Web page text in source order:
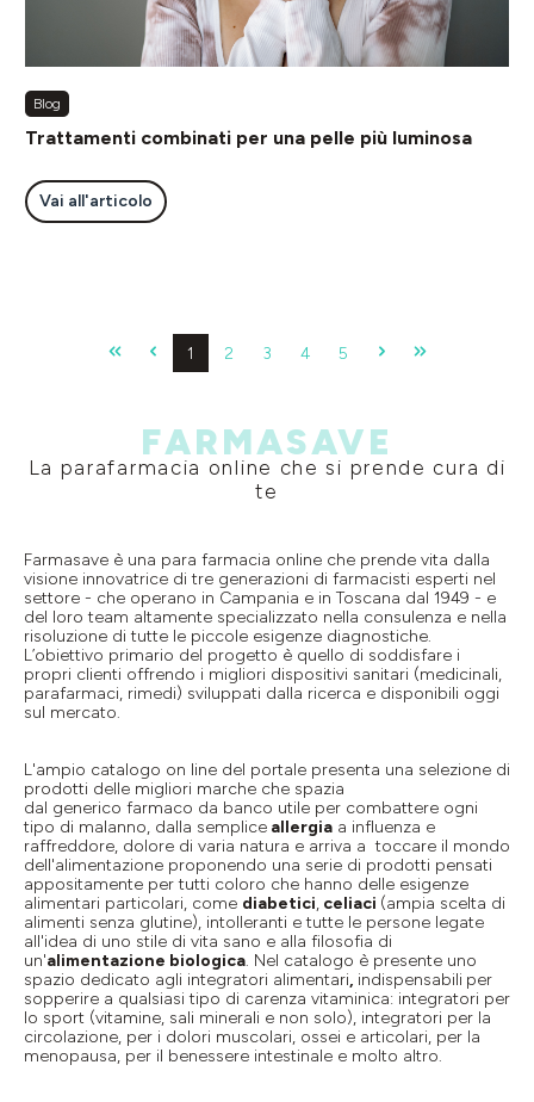
Blog
Trattamenti combinati per una pelle più luminosa
Vai all'articolo
Pagina
1 Pagina
2 Pagina
3 Pagina
4 Pagina
5
FARMASAVE
La parafarmacia online che si prende cura di
te
Farmasave è una para farmacia online che prende vita dalla
visione innovatrice di tre generazioni di farmacisti esperti nel
settore - che operano in Campania e in Toscana dal 1949 - e
del loro team altamente specializzato nella consulenza e nella
risoluzione di tutte le piccole esigenze diagnostiche.
L’obiettivo primario del progetto è quello di soddisfare i
propri clienti offrendo i migliori dispositivi sanitari (medicinali,
parafarmaci, rimedi) sviluppati dalla ricerca e disponibili oggi
sul mercato.
L'ampio catalogo on line del portale presenta una selezione di
prodotti delle migliori marche che spazia
dal generico farmaco da banco utile per combattere ogni
tipo di malanno, dalla semplice allergia a influenza e
raffreddore, dolore di varia natura e arriva a toccare il mondo
dell'alimentazione proponendo una serie di prodotti pensati
appositamente per tutti coloro che hanno delle esigenze
alimentari particolari, come diabetici, celiaci (ampia scelta di
alimenti senza glutine), intolleranti e tutte le persone legate
all'idea di uno stile di vita sano e alla filosofia di
un'alimentazione biologica. Nel catalogo è presente uno
spazio dedicato agli integratori alimentari, indispensabili per
sopperire a qualsiasi tipo di carenza vitaminica: integratori per
lo sport (vitamine, sali minerali e non solo), integratori per la
circolazione, per i dolori muscolari, ossei e articolari, per la
menopausa, per il benessere intestinale e molto altro.